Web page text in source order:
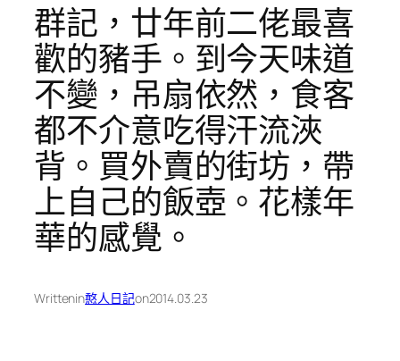
群記，廿年前二佬最喜
歡的豬手。到今天味道
不變，吊扇依然，食客
都不介意吃得汗流浹
背。買外賣的街坊，帶
上自己的飯壺。花樣年
華的感覺。
Writtenin憨人日記on2014.03.23